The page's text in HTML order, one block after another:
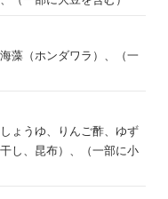
藻（ホンダワラ）、（一
ょうゆ、りんご酢、ゆず
し、昆布）、（一部に小